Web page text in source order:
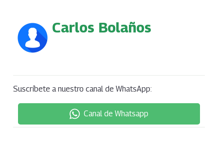
Carlos Bolaños
Suscríbete a nuestro canal de WhatsApp:
Canal de Whatsapp